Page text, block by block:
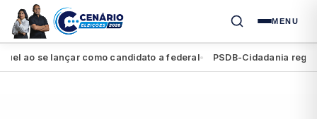
MENU
ao se lançar como candidato a federal● PSDB-Cidadania registra